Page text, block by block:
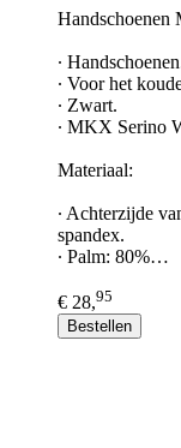
∙
∙ Voor het
∙ Zwart.
∙ MKX Serino
Materiaal:
∙ Achterzijde
spandex.
∙ Palm: 80%…
€ 28,95
Bestellen